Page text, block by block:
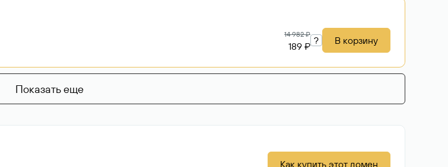
14 982 ₽
189 ₽ ? В корзину
Показать еще
Как купить этот домен